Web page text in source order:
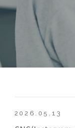
2026.05.13